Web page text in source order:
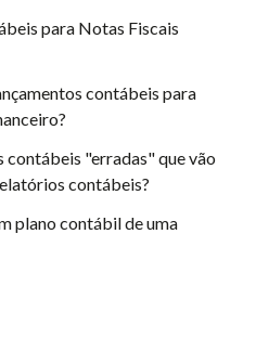
para Notas Fiscais
contábeis para
"erradas" que vão
contábeis?
plano contábil de uma